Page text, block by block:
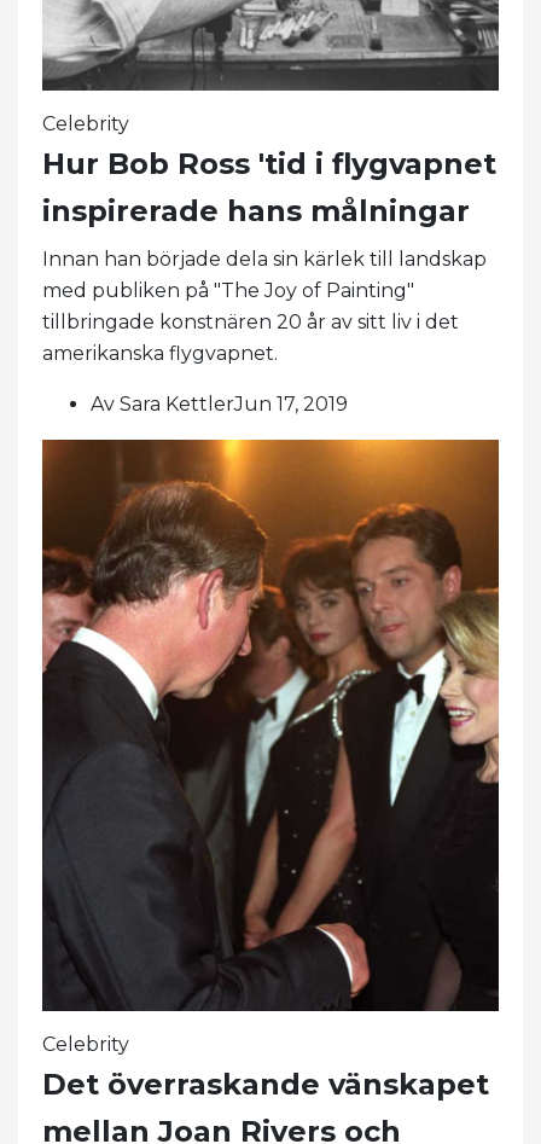
Celebrity
Hur Bob Ross 'tid i flygvapnet
inspirerade hans målningar
Innan han började dela sin kärlek till landskap
med publiken på "The Joy of Painting"
tillbringade konstnären 20 år av sitt liv i det
amerikanska flygvapnet.
Av Sara KettlerJun 17, 2019
Celebrity
Det överraskande vänskapet
mellan Joan Rivers och